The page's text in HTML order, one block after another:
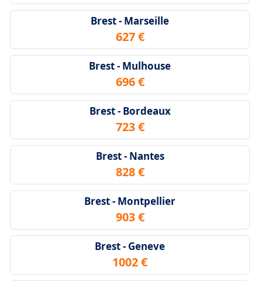
Brest - Marseille
627 €
Brest - Mulhouse
696 €
Brest - Bordeaux
723 €
Brest - Nantes
828 €
Brest - Montpellier
903 €
Brest - Geneve
1002 €